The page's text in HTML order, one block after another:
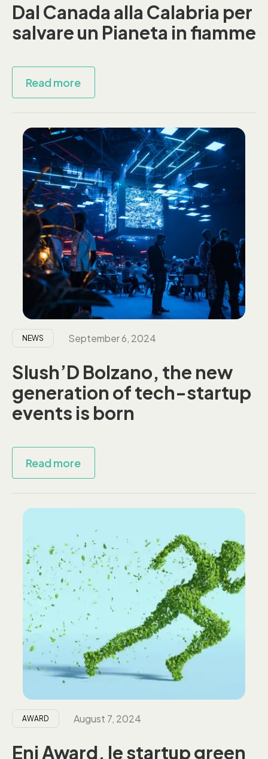
Dal Canada alla Calabria per
salvare un Pianeta in fiamme
Read more
NEWS September 6, 2024
Slush’D Bolzano, the new
generation of tech-startup
events is born
Read more
AWARD August 7, 2024
Eni Award, le startup green